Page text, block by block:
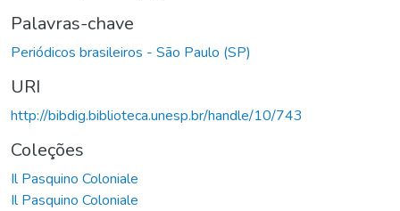
Palavras-chave
Periódicos brasileiros - São Paulo (SP)
URI
http://bibdig.biblioteca.unesp.br/handle/10/743
Coleções
Il Pasquino Coloniale
Il Pasquino Coloniale